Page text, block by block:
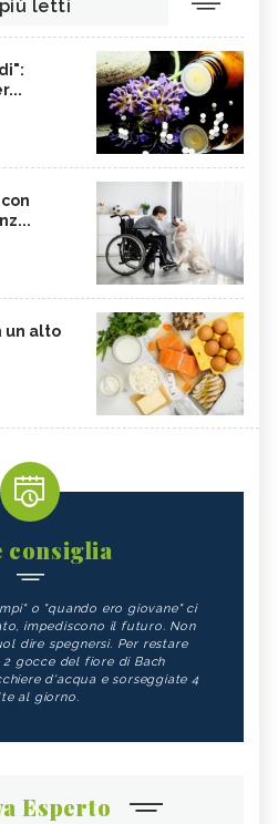
letti
un alto
consiglia
o "quando ero giovane" ci
impediscono il futuro. Non
dire spegnersi. Per restare
2 gocce del fiore di Bach
d'acqua e sorseggiate 4
al giorno.
Esperto